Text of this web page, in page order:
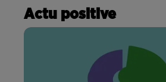
Actu positive